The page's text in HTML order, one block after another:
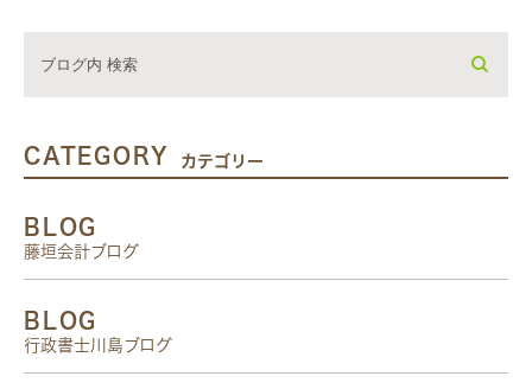
CATEGORY カテゴリー
BLOG
藤垣会計ブログ
BLOG
行政書士川島ブログ